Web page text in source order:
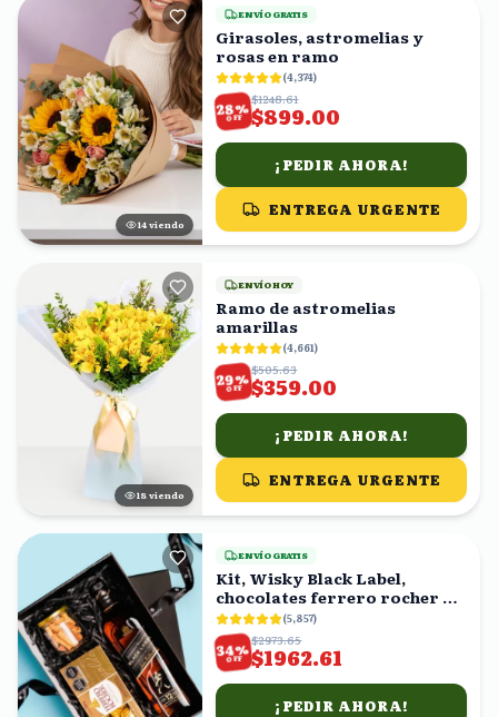
15 viendo
ENVÍO GRATIS
Girasoles, astromelias y
rosas en ramo
(4,374)
28%
OFF
$1248.61
$899.00
¡PEDIR AHORA!
ENTREGA URGENTE
19 viendo
ENVÍO HOY
Ramo de astromelias
amarillas
(4,661)
29%
OFF
$505.63
$359.00
¡PEDIR AHORA!
ENTREGA URGENTE
ENVÍO GRATIS
Kit, Wisky Black Label,
chocolates ferrero rocher y
cacahuates en caja
(5,857)
34%
OFF
$2973.65
$1962.61
¡PEDIR AHORA!